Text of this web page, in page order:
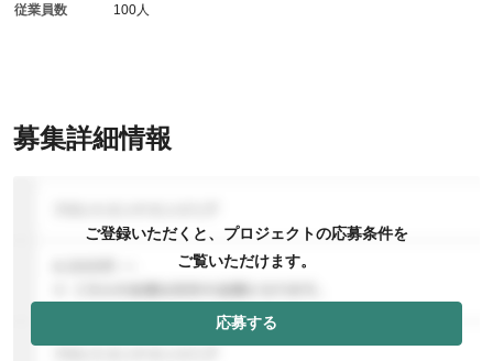
募集詳細情報
ご登録いただくと、プロジェクトの応募条件を
ご覧いただけます。
応募する
従業員数 100人